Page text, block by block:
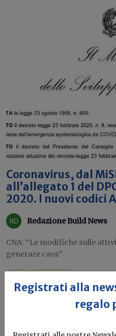
Coronavirus, dal
all’allegato 1 del
2020. I nuovi codici
Redazione Build News
CNA: “Le modifiche sulle
generare caos”
Registrati alla
regalo